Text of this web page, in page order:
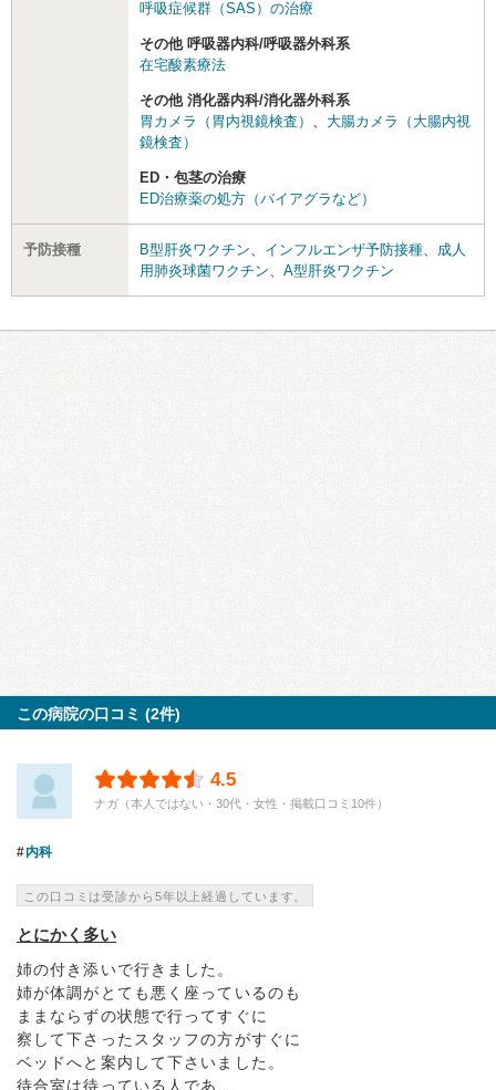
呼吸症候群（SAS）の治療
その他 呼吸器内科/呼吸器外科系
在宅酸素療法
その他 消化器内科/消化器外科系
胃カメラ（胃内視鏡検査） 、 大腸カメラ（大腸内視
鏡検査）
ED・包茎の治療
ED治療薬の処方（バイアグラなど）
予防接種 B型肝炎ワクチン、 インフルエンザ予防接種、 成人
用肺炎球菌ワクチン、 A型肝炎ワクチン
この病院の口コミ (2件)
4.5
ナガ（本人ではない・30代・女性・掲載口コミ10件）
内科
この口コミは受診から5年以上経過しています。
とにかく多い
姉の付き添いで行きました。
姉が体調がとても悪く座っているのも
ままならずの状態で行ってすぐに
察して下さったスタッフの方がすぐに
ベッドへと案内して下さいました。
待合室は待っている人であ...